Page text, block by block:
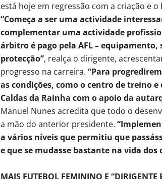
está hoje em regressão com a criação e
“Começa a ser uma actividade
complementar uma actividade
árbitro é pago pela AFL – equipamento,
protecção”, realça o dirigente,
progresso na carreira. “Para
as condições, como o centro de treino
Caldas da Rainha com o apoio da
Manuel Nunes acredita que todo o
a mão do anterior presidente.
a vários níveis que permitiu que
e que se mudasse bastante na vida
MAIS FUTEBOL FEMININO E “DIRIGENTE